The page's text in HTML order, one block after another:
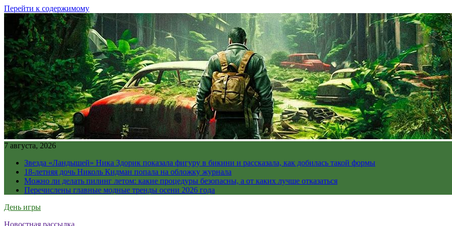
Перейти к содержимому
7 августа, 2026
Звезда «Ландышей» Ника Здорик показала фигуру в бикини и рассказала, как добилась такой формы
18-летняя дочь Николь Кидман попала на обложку журнала
Можно ли делать пилинг летом: какие процедуры безопасны, а от каких лучше отказаться
Перечислены главные модные тренды осени 2026 года
День игры
Новостная рассылка